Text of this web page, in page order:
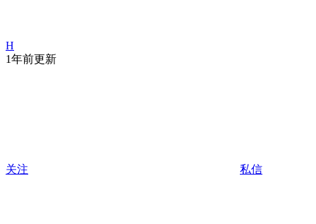
H
1年前更新
关注 私信